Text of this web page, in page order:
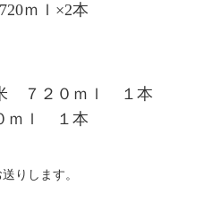
720ｍｌ×2本
７２０ｍｌ １本
ｍｌ １本
りします。